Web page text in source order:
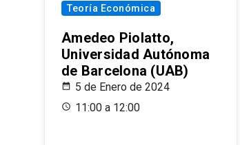
Teoría Económica
Amedeo Piolatto,
Universidad Autónoma
de Barcelona (UAB)
5 de Enero de 2024
11:00 a 12:00